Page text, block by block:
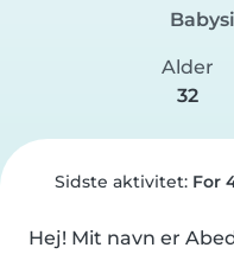
Alder
32
Sidste aktivitet: For
Hej! Mit navn er